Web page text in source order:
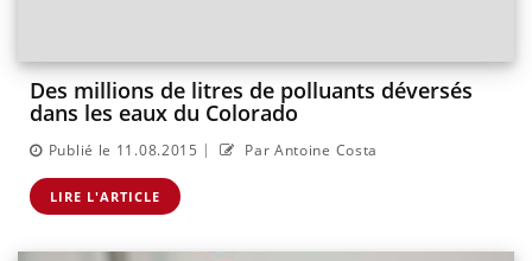
Des millions de litres de polluants déversés
dans les eaux du Colorado
Publié le 11.08.2015 | Par Antoine Costa
LIRE L'ARTICLE